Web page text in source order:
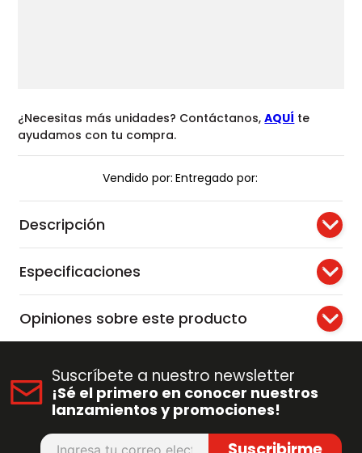
¿Necesitas más unidades? Contáctanos,AQUÍ te
ayudamos con tu compra.
Vendido por: Entregado por:
Descripción
Especificaciones
Opiniones sobre este producto
Suscríbete a nuestro newsletter
¡Sé el primero en conocer nuestros
lanzamientos y promociones!